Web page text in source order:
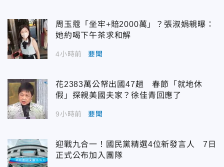
周玉蔻「坐牢+賠2000萬」？張淑娟親曝：
她約喝下午茶求和解
4小時前 要聞
花2383萬公帑出國47趟 春節「就地休
假」探親美國夫家？徐佳青回應了
9小時前 要聞
迎戰九合一！國民黨精選4位新發言人 7日
正式公布加入團隊